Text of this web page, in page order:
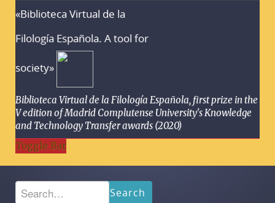
«Biblioteca Virtual de la
Filología Española. A tool for
society»
Biblioteca Virtual de la Filología Española, first prize in the
V edition of Madrid Complutense University's Knowledge
and Technology Transfer awards (2020)
Toggle Bar
Search